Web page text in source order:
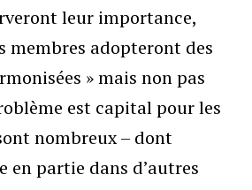
leur importance,
membres adopteront des
» mais non pas
est capital pour les
nombreux – dont
en partie dans d’autres